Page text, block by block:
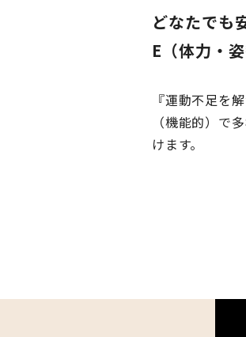
どなたでも
E（体力・
『運動不足を
（機能的）で
けます。